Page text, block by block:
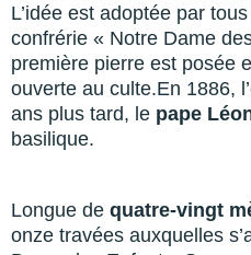
L’idée est adoptée par
confrérie « Notre Dame
première pierre est posée
ouverte au culte.En 1886,
ans plus tard, le pape
basilique.
Longue de quatre-vingt
onze travées auxquelles